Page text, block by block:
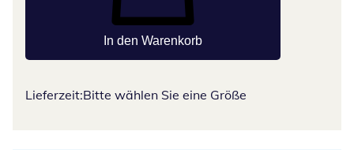
In den Warenkorb
Lieferzeit:Bitte wählen Sie eine Größe